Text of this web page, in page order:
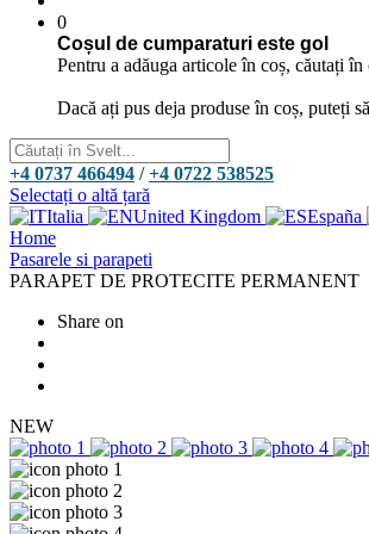
0
Coșul de cumparaturi este gol
Pentru a adăuga articole în coș, căutați
Dacă ați pus deja produse în coș, puteți
+4 0737 466494 /+4 0722 538525
Selectați o altă țară
Italia
United Kingdom España
Home
Pasarele si parapeti
PARAPET DE PROTECITE PERMANENT
Share on
NEW